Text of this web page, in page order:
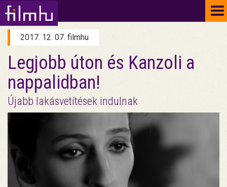
2017. 12. 07. filmhu
Legjobb úton és Kanzoli a
nappalidban!
Újabb lakásvetítések indulnak